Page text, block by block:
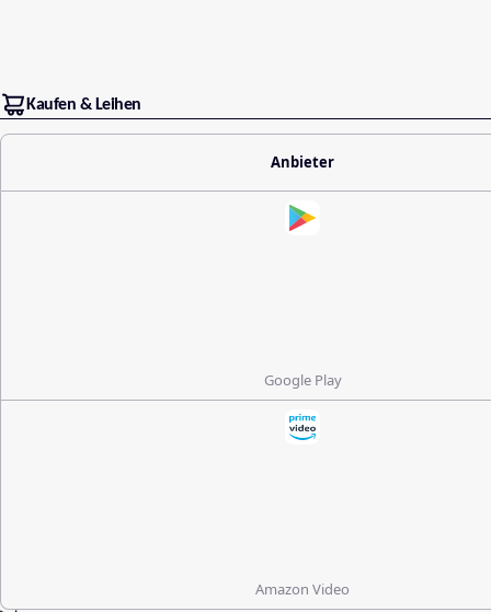
Kaufen & Leihen
Anbieter
Google Play
Amazon Video